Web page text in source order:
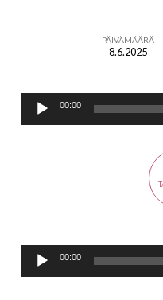
Miika
Hämäläinen
sukupuu
PÄIVÄMÄÄRÄ
8.6.2025
Äänitoistin00:00
Äänitoistin
00:00